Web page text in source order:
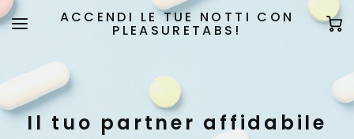
ACCENDI LE TUE NOTTI CON
PLEASURETABS!
Il tuo partner affidabile